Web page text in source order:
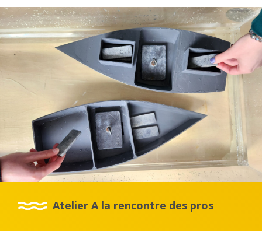
Atelier A la rencontre des pros